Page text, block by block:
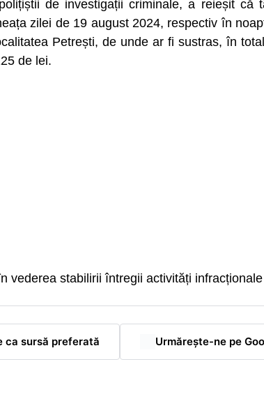
de investigații criminale, a reieșit
zilei de 19 august 2024, respectiv în
Petrești, de unde ar fi sustras, în
de lei.
vederea stabilirii întregii activități
ca sursă preferată Urmărește-ne pe